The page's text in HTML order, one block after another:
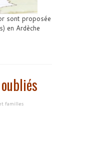
sont proposée
en Ardèche
familles